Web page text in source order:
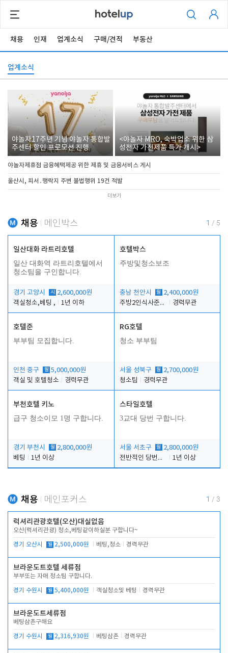
채용 인재 업계소식 구매/견적 부동산
업계소식
야놀자17주년 기념 야놀자 통합발
주센터 할인 프로모션 진행
<야놀자 MRO, 숙박업소 위한 삼
성전자 가전제품 특가 개시>
야놀자제휴점 금융혜택제공 위한 제휴 및 금융서비스 게시
울산시, 피서․행락지 주변 불법행위 19건 적발
더보기
채용 메인박스 1 / 5
일산대화 라트리호텔
일산 대화역 라트리호텔에서
청소팀을 구인합니다.
경기 고양시 시
2,600,000원
객실청소,베팅 ,
1년 이하
호텔박스
주방및청소보조
충남 천안시 월 2,400,000원
주방2인식사준비및청소린렌보조
경력무관
호텔준
부부팀 모집합니다.
인천 중구 월 5,000,000원
객실 및 호텔청소
경력무관
RG호텔
청소 부부팀
서울 성북구 월 2,700,000원
청소팀
경력무관
부천호텔 키노
급구 청소이모 1명 구합니다.
경기 부천시 월 2,800,000원
베팅
1년 이상
스타일호텔
3교대 당번 구합니다.
서울 서초구 월 2,800,000원
전반적인 당번업무
1년 이상
채용 메인포커스 1 / 3
럭셔리관광호텔(오산)대실없음
오산(럭셔리관광) 청소,베팅같이하실분 구합니다~
경기 오산시 월 2,500,000원 베팅,청소 경력무관
브라운도트호텔 세류점
부부또는 자매 청소팀 구합니다.
경기 수원시 월 5,400,000원 객실청소및 베팅 경력무관
브라운도트세류점
베팅삼촌구해요
경기 수원시 월 2,316,930원 베팅삼촌 경력무관